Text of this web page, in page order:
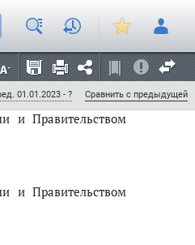
01.01.2023 - ? Сравнить с предыдущей
деятельности
Федерации"
изменения:
и Правительством
и Правительством